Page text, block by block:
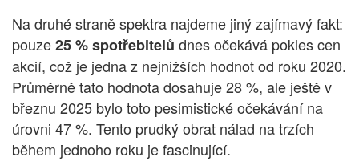
Na druhé straně spektra najdeme jiný zajímavý fakt:
pouze25 % spotřebitelů dnes očekává pokles cen
akcií, což je jedna z nejnižších hodnot od roku 2020.
Průměrně tato hodnota dosahuje 28 %, ale ještě v
březnu 2025 bylo toto pesimistické očekávání na
úrovni 47 %. Tento prudký obrat nálad na trzích
během jednoho roku je fascinující.